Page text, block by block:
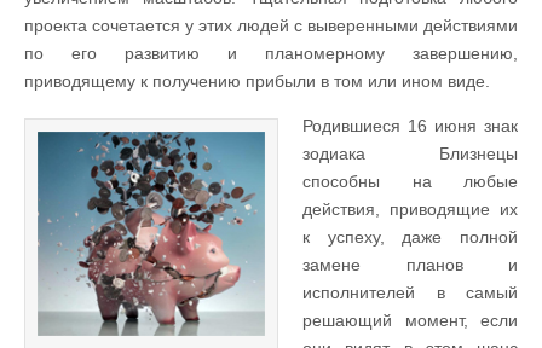
проекта сочетается у этих людей с выверенными действиями
по его развитию и планомерному завершению,
приводящему к получению прибыли в том или ином виде.
Родившиеся 16 июня знак
зодиака Близнецы
способны на любые
действия, приводящие их
к успеху, даже полной
замене планов и
исполнителей в самый
решающий момент, если